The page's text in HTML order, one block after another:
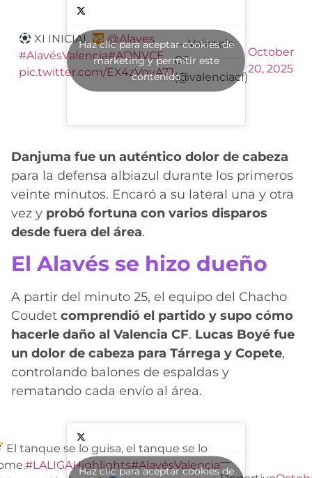
XI INICIAL
@Alaves
#AlavésValencia#ADNVCF
pic.twitter.com/EX4zVnyA7J
— Valencia
CF
(@valenciacf)
October
20, 2025
Haz clic para aceptar cookies de
marketing y permitir este
contenido
Danjuma fue un auténtico dolor de cabeza
para la defensa albiazul durante los primeros
veinte minutos. Encaró a su lateral una y otra
vez y probó fortuna con varios disparos
desde fuera del área.
El Alavés se hizo dueño
A partir del minuto 25, el equipo del Chacho
Coudet comprendió el partido y supo cómo
hacerle daño al Valencia CF. Lucas Boyé fue
un dolor de cabeza para Tárrega y Copete,
controlando balones de espaldas y
rematando cada envío al área.
El tanque se lo guisa, el tanque se lo
#LALIGAHighlights#AlavésValencia—
Haz clic para aceptar cookies de